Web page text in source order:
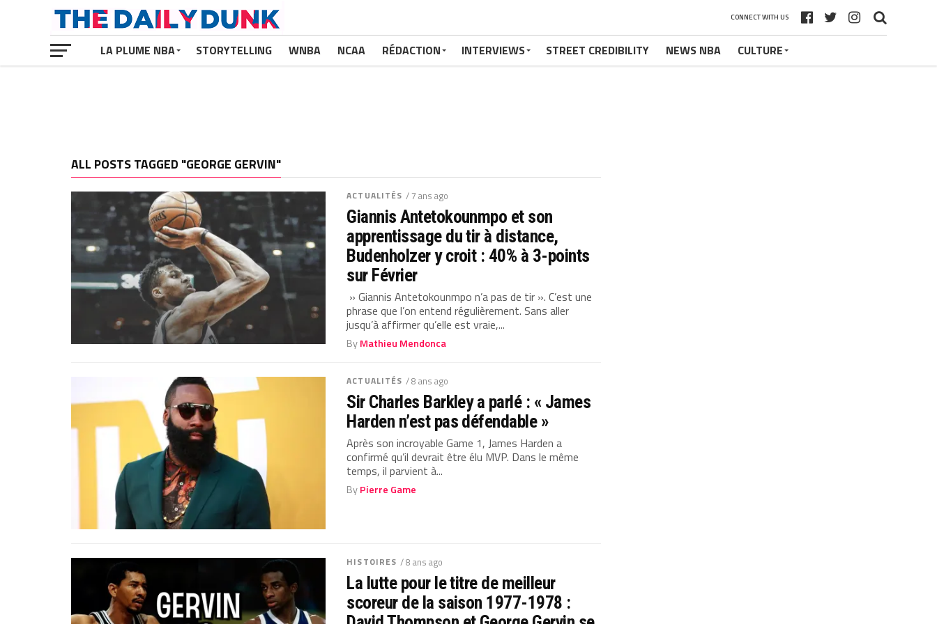
CONNECT WITH US
LA PLUME NBA STORYTELLING WNBA NCAA RÉDACTION INTERVIEWS STREET CREDIBILITY NEWS NBA CULTURE
ALL POSTS TAGGED "GEORGE GERVIN"
ACTUALITÉS / 7 ans ago
Giannis Antetokounmpo et son
apprentissage du tir à distance,
Budenholzer y croit : 40% à 3-points
sur Février
» Giannis Antetokounmpo n’a pas de tir ». C’est une
phrase que l’on entend régulièrement. Sans aller
jusqu’à affirmer qu’elle est vraie,...
ByMathieu Mendonca
ACTUALITÉS / 8 ans ago
Sir Charles Barkley a parlé : « James
Harden n’est pas défendable »
Après son incroyable Game 1, James Harden a
confirmé qu’il devrait être élu MVP. Dans le même
temps, il parvient à...
ByPierre Game
HISTOIRES / 8 ans ago
La lutte pour le titre de meilleur
scoreur de la saison 1977-1978 :